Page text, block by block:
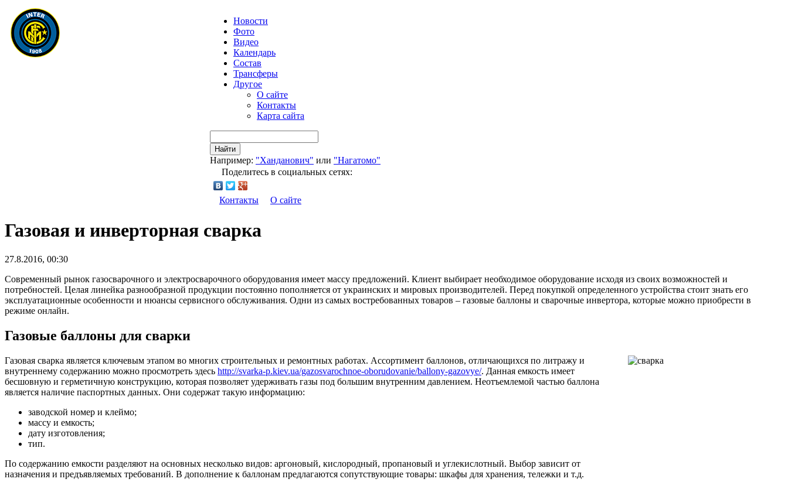
Новости
Фото
Видео
Календарь
Состав
Трансферы
Другое
О сайте
Контакты
Карта сайта
Найти
Например: "Ханданович" или "Нагатомо"
Поделитесь в социальных сетях:
Контакты О сайте
Газовая и инверторная сварка
27.8.2016, 00:30
Современный рынок газосварочного и электросварочного оборудования имеет массу предложений. Клиент выбирает необходимое оборудование исходя из своих возможностей и
потребностей. Целая линейка разнообразной продукции постоянно пополняется от украинских и мировых производителей. Перед покупкой определенного устройства стоит знать его
эксплуатационные особенности и нюансы сервисного обслуживания. Одни из самых востребованных товаров – газовые баллоны и сварочные инвертора, которые можно приобрести в
режиме онлайн.
Газовые баллоны для сварки
Газовая сварка является ключевым этапом во многих строительных и ремонтных работах. Ассортимент баллонов, отличающихся по литражу и
внутреннему содержанию можно просмотреть здесь http://svarka-p.kiev.ua/gazosvarochnoe-oborudovanie/ballony-gazovye/. Данная емкость имеет
бесшовную и герметичную конструкцию, которая позволяет удерживать газы под большим внутренним давлением. Неотъемлемой частью баллона
является наличие паспортных данных. Они содержат такую информацию:
заводской номер и клеймо;
массу и емкость;
дату изготовления;
тип.
По содержанию емкости разделяют на основных несколько видов: аргоновый, кислородный, пропановый и углекислотный. Выбор зависит от
назначения и предъявляемых требований. В дополнение к баллонам предлагаются сопутствующие товары: шкафы для хранения, тележки и т.д.